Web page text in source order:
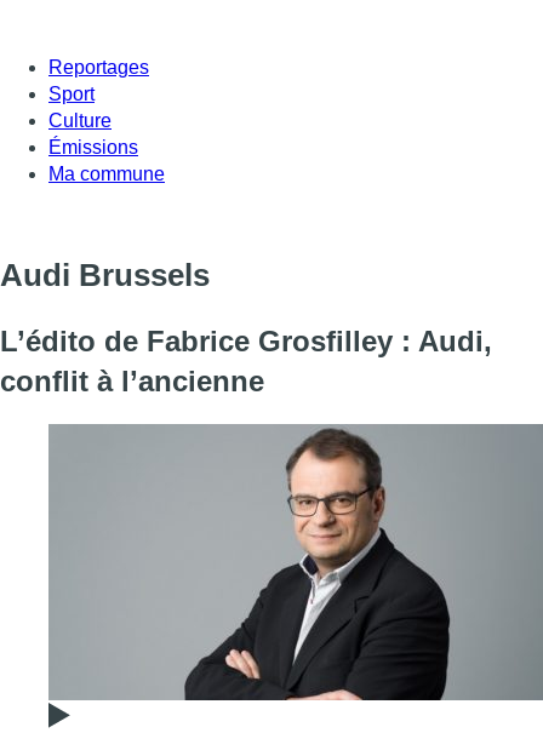
Reportages
Sport
Culture
Émissions
Ma commune
Audi Brussels
L’édito de Fabrice Grosfilley : Audi,
conflit à l’ancienne